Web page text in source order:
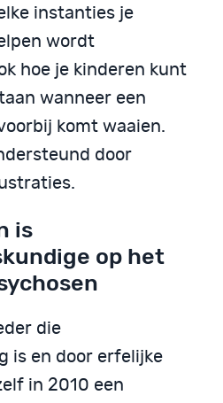
instanties je
wordt
hoe je kinderen kunt
wanneer een
komt waaien.
door
is
op het
die
is en door erfelijke
in 2010 een